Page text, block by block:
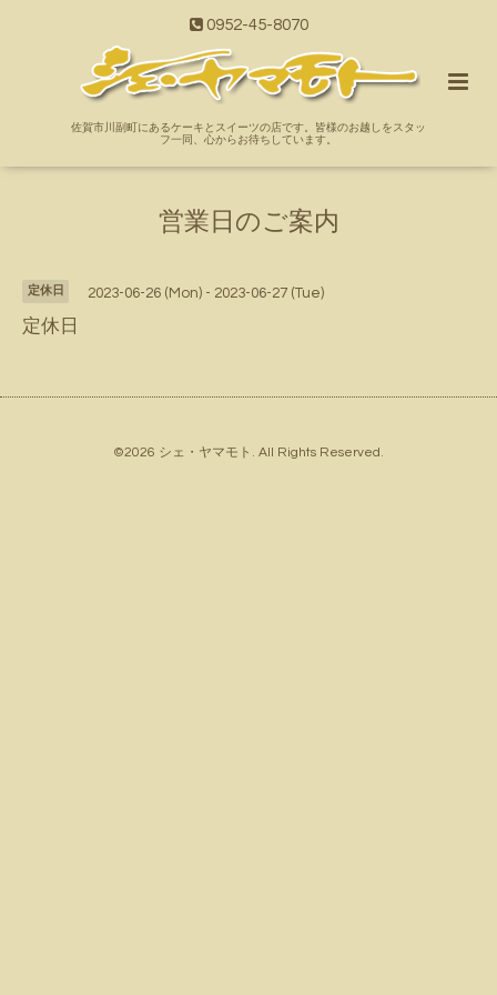
0952-45-8070
佐賀市川副町にあるケーキとスイーツの店です。皆様のお越しをスタッ
フ一同、心からお待ちしています。
営業日のご案内
定休日 2023-06-26 (Mon) - 2023-06-27 (Tue)
定休日
©2026 シェ・ヤマモト . All Rights Reserved.